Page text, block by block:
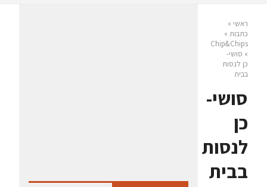
ראשי »
כתבות »
Chip&Chips
» סושי-
כן לנסות
בבית
סושי-
כן
לנסות
בבית